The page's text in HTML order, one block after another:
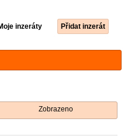
inzeráty Přidat inzerát
Zobrazeno